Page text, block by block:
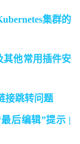
集群的
其他常用插件安
接跳转问题
后编辑”提示 |